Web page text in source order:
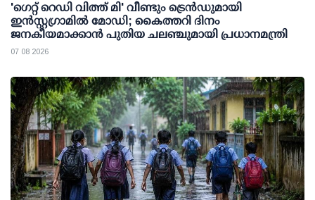
'ഗെറ്റ് റെഡി വിത്ത് മി' വീണ്ടും ട്രെന്‍ഡുമായി
ഇന്‍സ്റ്റഗ്രാമില്‍ മോഡി; കൈത്തറി ദിനം
ജനകീയമാക്കാന്‍ പുതിയ ചലഞ്ചുമായി പ്രധാനമന്ത്രി
07 08 2026